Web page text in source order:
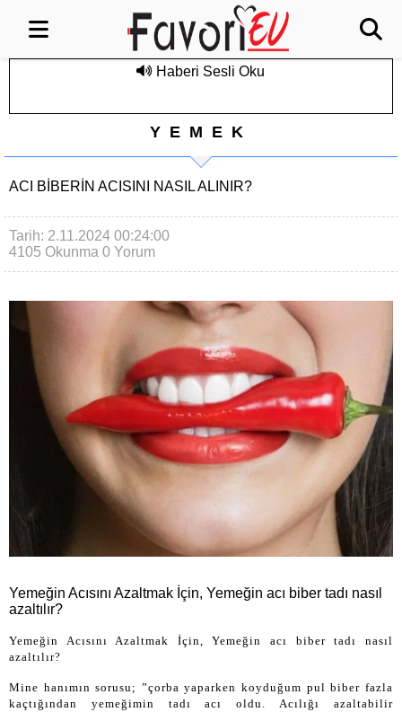
Haberi Sesli Oku
YEMEK
ACI BIBERIN ACISINI NASIL ALINIR?
Tarih: 2.11.2024 00:24:00
4105 Okunma 0 Yorum
Yemeğin Acısını Azaltmak İçin, Yemeğin acı biber tadı nasıl
azaltılır?
Yemeğin Acısını Azaltmak İçin, Yemeğin acı biber tadı nasıl
azaltılır?
Mine hanımın sorusu; ”çorba yaparken koyduğum pul biber fazla
kaçtığından yemeğimin tadı acı oldu. Acılığı azaltabilir